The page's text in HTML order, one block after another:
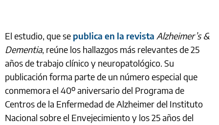
El estudio, que se publica en la revista Alzheimer’s &
Dementia, reúne los hallazgos más relevantes de 25
años de trabajo clínico y neuropatológico. Su
publicación forma parte de un número especial que
conmemora el 40º aniversario del Programa de
Centros de la Enfermedad de Alzheimer del Instituto
Nacional sobre el Envejecimiento y los 25 años del